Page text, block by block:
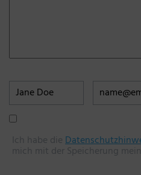
Ich habe die
mich mit der Speicherung